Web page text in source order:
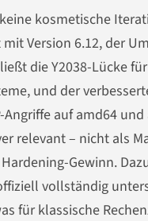
kosmetische
Version 6.12, der
die Y2038-Lücke
und der
Angriffe auf amd64
relevant – nicht als
Gewinn.
vollständig
für klassische